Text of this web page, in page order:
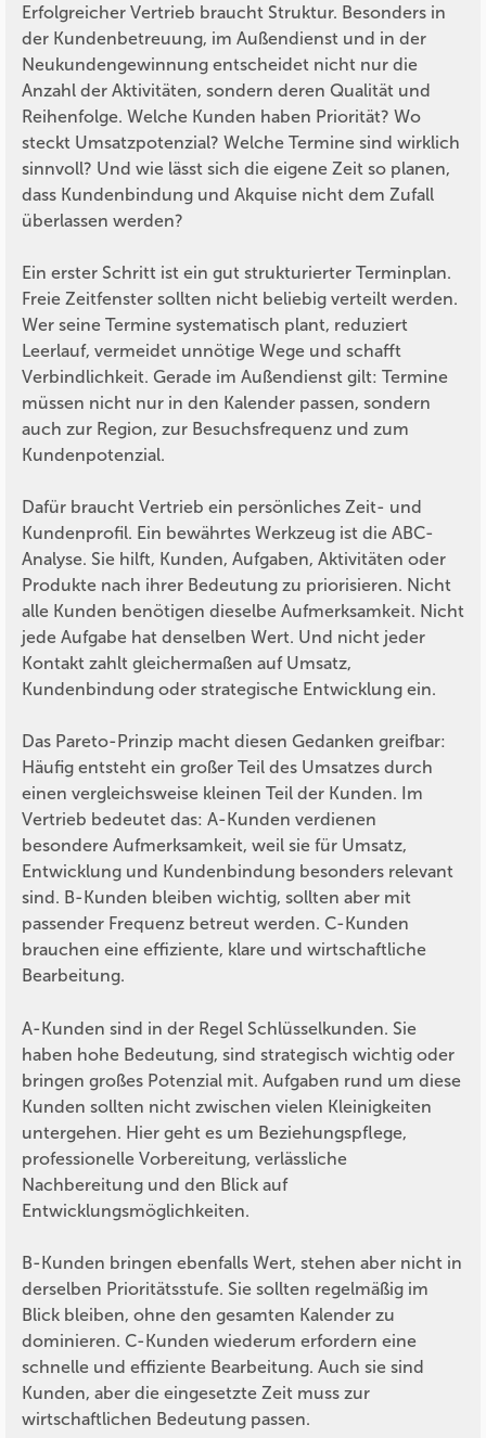
Erfolgreicher Vertrieb braucht Struktur. Besonders in
der Kundenbetreuung, im Außendienst und in der
Neukundengewinnung entscheidet nicht nur die
Anzahl der Aktivitäten, sondern deren Qualität und
Reihenfolge. Welche Kunden haben Priorität? Wo
steckt Umsatzpotenzial? Welche Termine sind wirklich
sinnvoll? Und wie lässt sich die eigene Zeit so planen,
dass Kundenbindung und Akquise nicht dem Zufall
überlassen werden?
Ein erster Schritt ist ein gut strukturierter Terminplan.
Freie Zeitfenster sollten nicht beliebig verteilt werden.
Wer seine Termine systematisch plant, reduziert
Leerlauf, vermeidet unnötige Wege und schafft
Verbindlichkeit. Gerade im Außendienst gilt: Termine
müssen nicht nur in den Kalender passen, sondern
auch zur Region, zur Besuchsfrequenz und zum
Kundenpotenzial.
Dafür braucht Vertrieb ein persönliches Zeit- und
Kundenprofil. Ein bewährtes Werkzeug ist die ABC-
Analyse. Sie hilft, Kunden, Aufgaben, Aktivitäten oder
Produkte nach ihrer Bedeutung zu priorisieren. Nicht
alle Kunden benötigen dieselbe Aufmerksamkeit. Nicht
jede Aufgabe hat denselben Wert. Und nicht jeder
Kontakt zahlt gleichermaßen auf Umsatz,
Kundenbindung oder strategische Entwicklung ein.
Das Pareto-Prinzip macht diesen Gedanken greifbar:
Häufig entsteht ein großer Teil des Umsatzes durch
einen vergleichsweise kleinen Teil der Kunden. Im
Vertrieb bedeutet das: A-Kunden verdienen
besondere Aufmerksamkeit, weil sie für Umsatz,
Entwicklung und Kundenbindung besonders relevant
sind. B-Kunden bleiben wichtig, sollten aber mit
passender Frequenz betreut werden. C-Kunden
brauchen eine effiziente, klare und wirtschaftliche
Bearbeitung.
A-Kunden sind in der Regel Schlüsselkunden. Sie
haben hohe Bedeutung, sind strategisch wichtig oder
bringen großes Potenzial mit. Aufgaben rund um diese
Kunden sollten nicht zwischen vielen Kleinigkeiten
untergehen. Hier geht es um Beziehungspflege,
professionelle Vorbereitung, verlässliche
Nachbereitung und den Blick auf
Entwicklungsmöglichkeiten.
B-Kunden bringen ebenfalls Wert, stehen aber nicht in
derselben Prioritätsstufe. Sie sollten regelmäßig im
Blick bleiben, ohne den gesamten Kalender zu
dominieren. C-Kunden wiederum erfordern eine
schnelle und effiziente Bearbeitung. Auch sie sind
Kunden, aber die eingesetzte Zeit muss zur
wirtschaftlichen Bedeutung passen.